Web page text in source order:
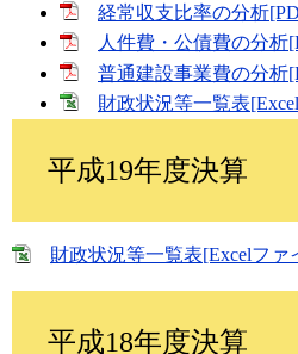
経常収支比率の分析
人件費・公債費の分析
普通建設事業費の分析
財政状況等一覧表
平成19年度決算
財政状況等一覧表[Excelファ
平成18年度決算